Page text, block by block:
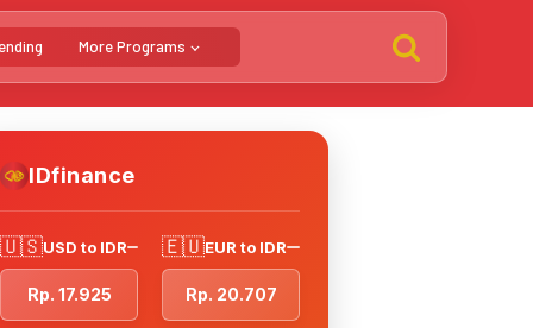
More Programs
IDfinance
🇺🇸USD to IDR
Rp. 17.925
🇪🇺EUR to IDR
Rp. 20.707